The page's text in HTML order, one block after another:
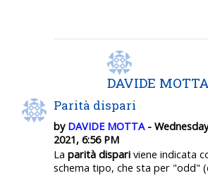
DAVIDE MOTTA
Parità dispari
by DAVIDE MOTTA-
2021, 6:56 PM
La parità dispari viene indicata
schema tipo, che sta per "odd"